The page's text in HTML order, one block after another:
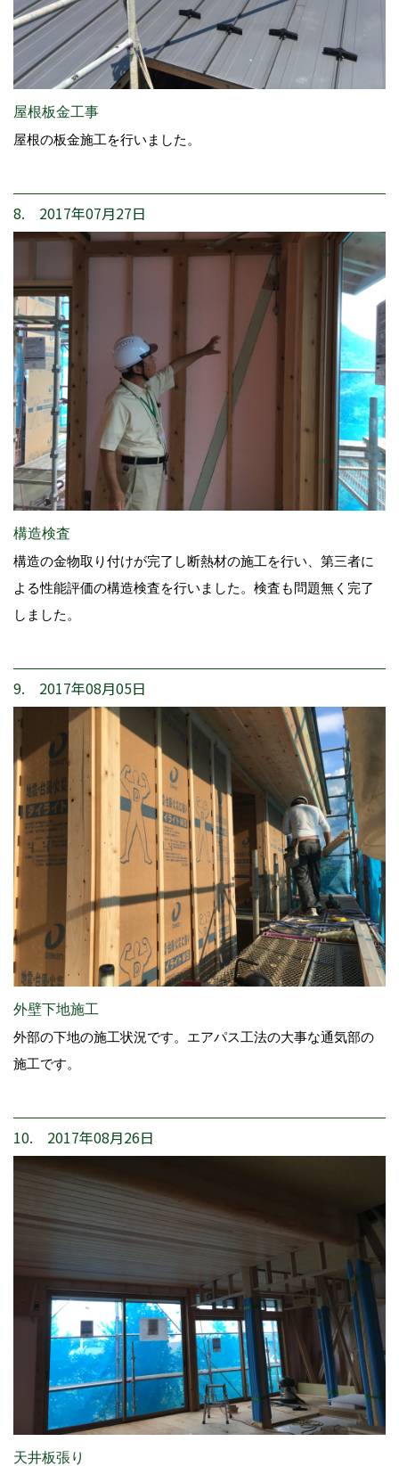
屋根板金工事
屋根の板金施工を行いました。
8. 2017年07月27日
構造検査
構造の金物取り付けが完了し断熱材の施工を行い、第三者に
よる性能評価の構造検査を行いました。検査も問題無く完了
しました。
9. 2017年08月05日
外壁下地施工
外部の下地の施工状況です。エアパス工法の大事な通気部の
施工です。
10. 2017年08月26日
天井板張り